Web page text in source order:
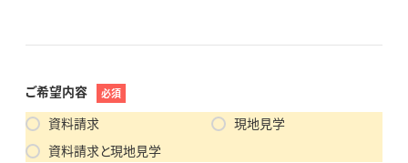
ご希望内容 必須
資料請求
現地見学
資料請求と現地見学